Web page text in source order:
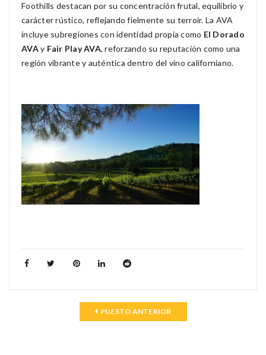
Foothills destacan por su concentración frutal, equilibrio y
carácter rústico, reflejando fielmente su terroir. La AVA
incluye subregiones con identidad propia como El Dorado
AVAy Fair Play AVA, reforzando su reputación como una
región vibrante y auténtica dentro del vino californiano.
PUESTO ANTERIOR